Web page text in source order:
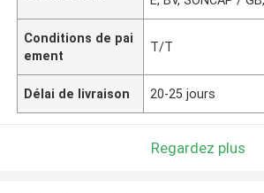
Conditions de pai
ement
T/T
Délai de livraison 20-25 jours
Regardez plus